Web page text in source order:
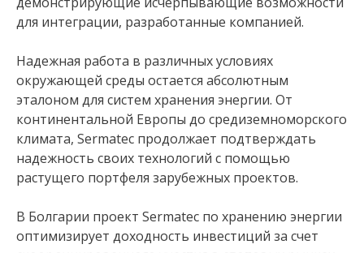
для интеграции, разработанные компанией.
Надежная работа в различных условиях
окружающей среды остается абсолютным
эталоном для систем хранения энергии. От
континентальной Европы до средиземноморского
климата, Sermatec продолжает подтверждать
надежность своих технологий с помощью
растущего портфеля зарубежных проектов.
В Болгарии проект Sermatec по хранению энергии
оптимизирует доходность инвестиций за счет